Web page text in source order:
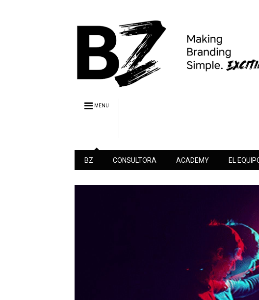
MENU
BZ CONSULTORA ACADEMY EL